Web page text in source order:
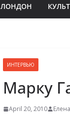
ЛОНДОН
ИНТЕРВЬЮ
Марку
April 20, 2010